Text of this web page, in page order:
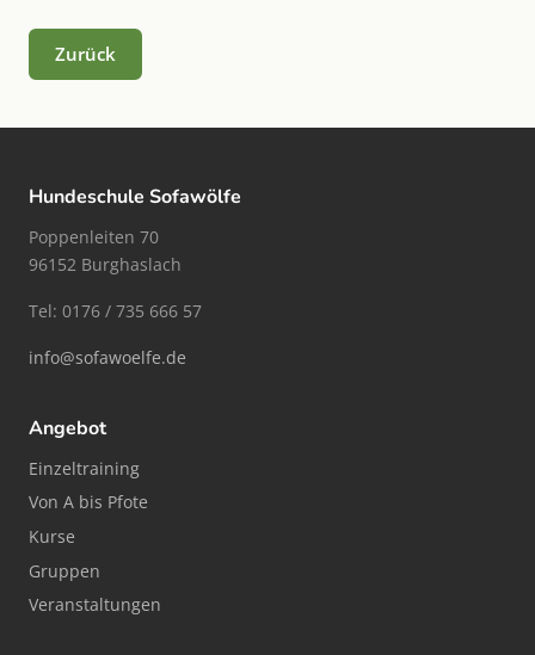
Zurück
Hundeschule Sofawölfe
Poppenleiten 70
96152 Burghaslach
Tel: 0176 / 735 666 57
info@sofawoelfe.de
Angebot
Einzeltraining
Von A bis Pfote
Kurse
Gruppen
Veranstaltungen